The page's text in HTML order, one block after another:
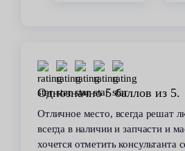
Однозначно 5 баллов из 5.
Отличное место, всегда решат
всегда в наличии и запчасти и
хочется отметить консультанта